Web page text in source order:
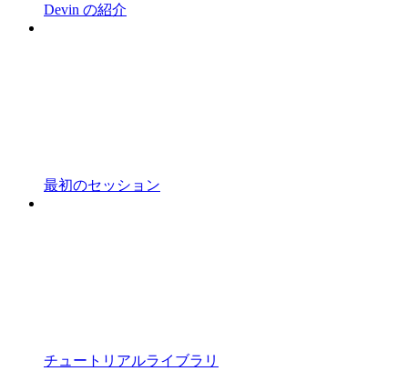
Devin の紹介
最初のセッション
チュートリアルライブラリ